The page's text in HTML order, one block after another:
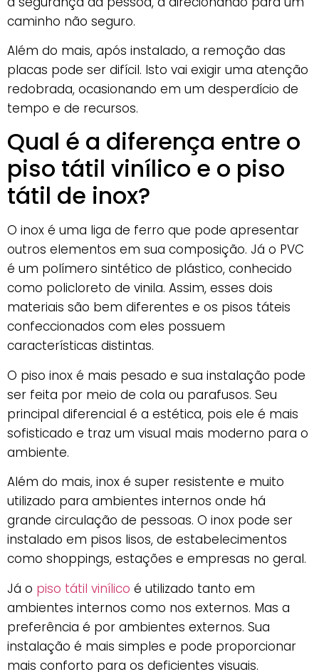
caminho não seguro.
Além do mais, após instalado, a remoção das
placas pode ser difícil. Isto vai exigir uma atenção
redobrada, ocasionando em um desperdício de
tempo e de recursos.
Qual é a diferença entre o
piso tátil vinílico e o piso
tátil de inox?
O inox é uma liga de ferro que pode apresentar
outros elementos em sua composição. Já o PVC
é um polímero sintético de plástico, conhecido
como policloreto de vinila. Assim, esses dois
materiais são bem diferentes e os pisos táteis
confeccionados com eles possuem
características distintas.
O piso inox é mais pesado e sua instalação pode
ser feita por meio de cola ou parafusos. Seu
principal diferencial é a estética, pois ele é mais
sofisticado e traz um visual mais moderno para o
ambiente.
Além do mais, inox é super resistente e muito
utilizado para ambientes internos onde há
grande circulação de pessoas. O inox pode ser
instalado em pisos lisos, de estabelecimentos
como shoppings, estações e empresas no geral.
Já o piso tátil vinílico é utilizado tanto em
ambientes internos como nos externos. Mas a
preferência é por ambientes externos. Sua
instalação é mais simples e pode proporcionar
mais conforto para os deficientes visuais.